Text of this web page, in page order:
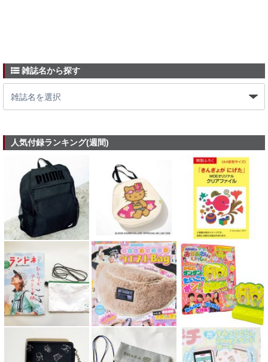
雑誌名から探す
人気付録ランキング(週間)